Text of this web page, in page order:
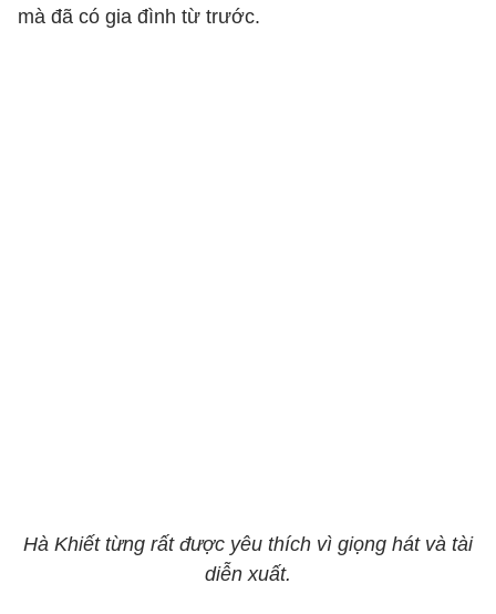
mà đã có gia đình từ trước.
Hà Khiết từng rất được yêu thích vì giọng hát và tài
diễn xuất.